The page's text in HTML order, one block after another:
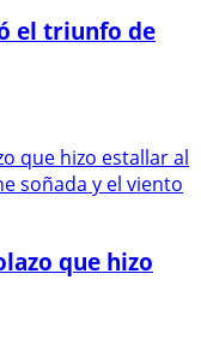
el triunfo de
que hizo